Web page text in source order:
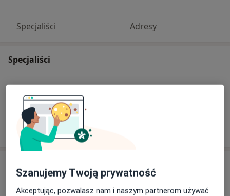
Specjaliści Adresy
Specjaliści
mgr Danuta Antonowicz
Fizjoterapeuta
Szanujemy Twoją prywatność
Akceptując, pozwalasz nam i naszym partnerom używać